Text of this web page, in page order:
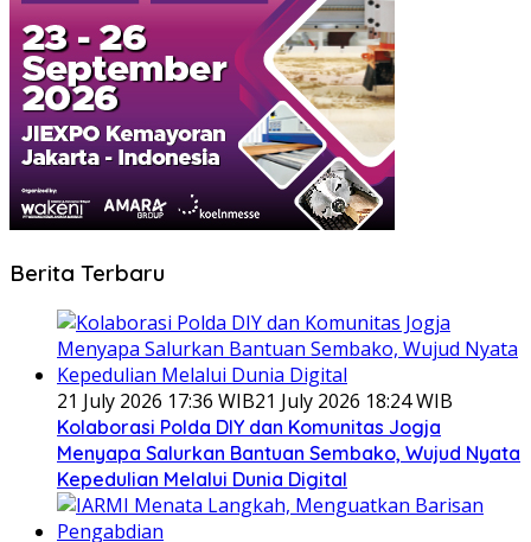
Berita Terbaru
21 July 2026 17:36 WIB21 July 2026 18:24 WIB
Kolaborasi Polda DIY dan Komunitas Jogja
Menyapa Salurkan Bantuan Sembako, Wujud Nyata
Kepedulian Melalui Dunia Digital